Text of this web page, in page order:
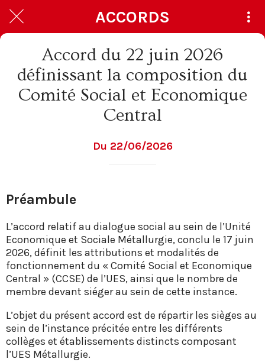
ACCORDS
Accord du 22 juin 2026
définissant la composition du
Comité Social et Economique
Central
Du 22/06/2026
Préambule
L’accord relatif au dialogue social au sein de l’Unité
Economique et Sociale Métallurgie, conclu le 17 juin
2026, définit les attributions et modalités de
fonctionnement du « Comité Social et Economique
Central » (CCSE) de l’UES, ainsi que le nombre de
membre devant siéger au sein de cette instance.
L’objet du présent accord est de répartir les sièges au
sein de l’instance précitée entre les différents
collèges et établissements distincts composant
l’UES Métallurgie.